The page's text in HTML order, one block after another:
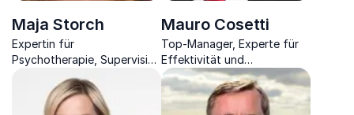
Maja Storch
Expertin für
Psychotherapie, Supervision
und Coaching hat den
Schlüssel, der Sie
Entscheidungen mit
Mauro Cosetti
Top-Manager, Experte für
Effektivität und
Produktivität bringt Ihnen
bei, wie Sie ab sofort
effektiver Ihre Zeit managen